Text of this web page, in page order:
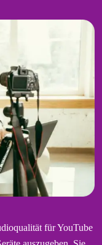
für YouTube